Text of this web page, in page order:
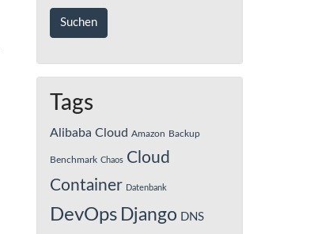
Tags
Alibaba Cloud Amazon Backup
Benchmark Chaos Cloud
Container Datenbank
DevOps Django DNS